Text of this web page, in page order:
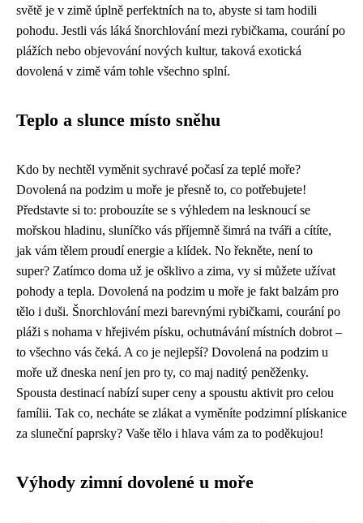
světě je v zimě úplně perfektních na to, abyste si tam hodili
pohodu. Jestli vás láká šnorchlování mezi rybičkama, courání po
plážích nebo objevování nových kultur, taková exotická
dovolená v zimě vám tohle všechno splní.
Teplo a slunce místo sněhu
Kdo by nechtěl vyměnit sychravé počasí za teplé moře?
Dovolená na podzim u moře je přesně to, co potřebujete!
Představte si to: probouzíte se s výhledem na lesknoucí se
mořskou hladinu, sluníčko vás příjemně šimrá na tváři a cítíte,
jak vám tělem proudí energie a klídek. No řekněte, není to
super? Zatímco doma už je ošklivo a zima, vy si můžete užívat
pohody a tepla. Dovolená na podzim u moře je fakt balzám pro
tělo i duši. Šnorchlování mezi barevnými rybičkami, courání po
pláži s nohama v hřejivém písku, ochutnávání místních dobrot –
to všechno vás čeká. A co je nejlepší? Dovolená na podzim u
moře už dneska není jen pro ty, co maj naditý peněženky.
Spousta destinací nabízí super ceny a spoustu aktivit pro celou
famílii. Tak co, necháte se zlákat a vyměníte podzimní plískanice
za sluneční paprsky? Vaše tělo i hlava vám za to poděkujou!
Výhody zimní dovolené u moře